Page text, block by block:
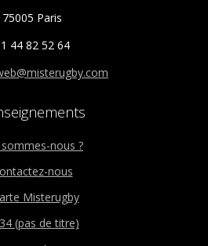
75005 Paris
44 82 52 64
nous ?
nous
Misterugby
(pas de titre)